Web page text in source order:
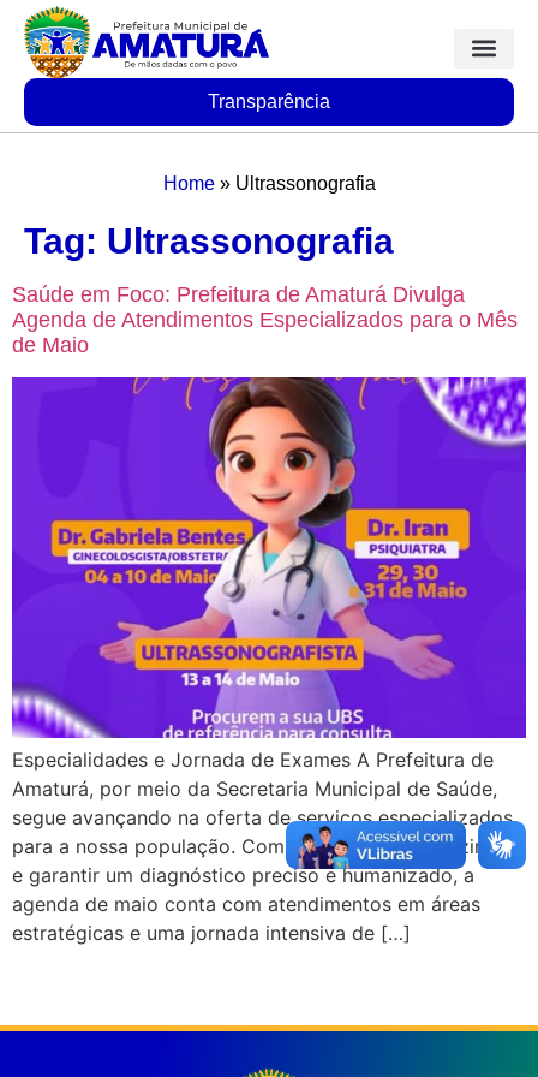
Transparência
Home» Ultrassonografia
Tag: Ultrassonografia
Saúde em Foco: Prefeitura de Amaturá Divulga
Agenda de Atendimentos Especializados para o Mês
de Maio
Especialidades e Jornada de Exames A Prefeitura de
Amaturá, por meio da Secretaria Municipal de Saúde,
segue avançando na oferta de serviços especializados
para a nossa população. Com o objetivo de reduzir filas
e garantir um diagnóstico preciso e humanizado, a
agenda de maio conta com atendimentos em áreas
estratégicas e uma jornada intensiva de […]